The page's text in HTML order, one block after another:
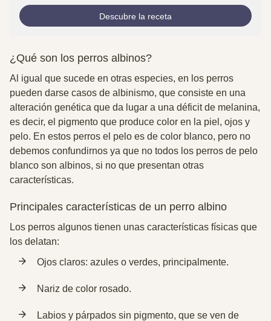
Descubre la receta
¿Qué son los perros albinos?
Al igual que sucede en otras especies, en los perros
pueden darse casos de albinismo, que consiste en una
alteración genética que da lugar a una déficit de melanina,
es decir, el pigmento que produce color en la piel, ojos y
pelo. En estos perros el pelo es de color blanco, pero no
debemos confundirnos ya que no todos los perros de pelo
blanco son albinos, si no que presentan otras
características.
Principales características de un perro albino
Los perros algunos tienen unas características físicas que
los delatan:
Ojos claros: azules o verdes, principalmente.
Nariz de color rosado.
Labios y párpados sin pigmento, que se ven de